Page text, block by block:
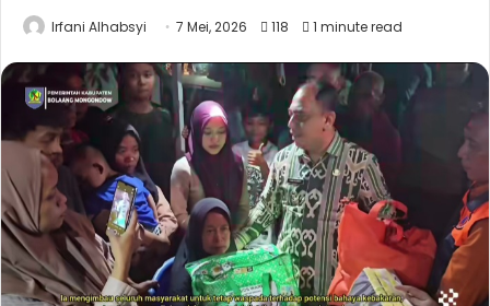
Irfani Alhabsyi 7 Mei, 2026 118 1 minute read